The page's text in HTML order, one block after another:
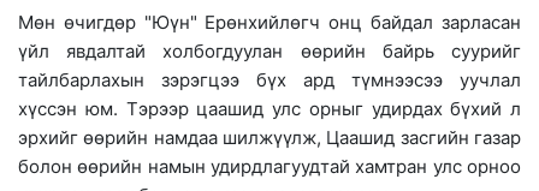
Мөн өчигдөр "Юүн" Ерөнхийлөгч онц байдал зарласан
үйл явдалтай холбогдуулан өөрийн байрь суурийг
тайлбарлахын зэрэгцээ бүх ард түмнээсээ уучлал
хүссэн юм. Тэрээр цаашид улс орныг удирдах бүхий л
эрхийг өөрийн намдаа шилжүүлж, Цаашид засгийн газар
болон өөрийн намын удирдлагуудтай хамтран улс орноо